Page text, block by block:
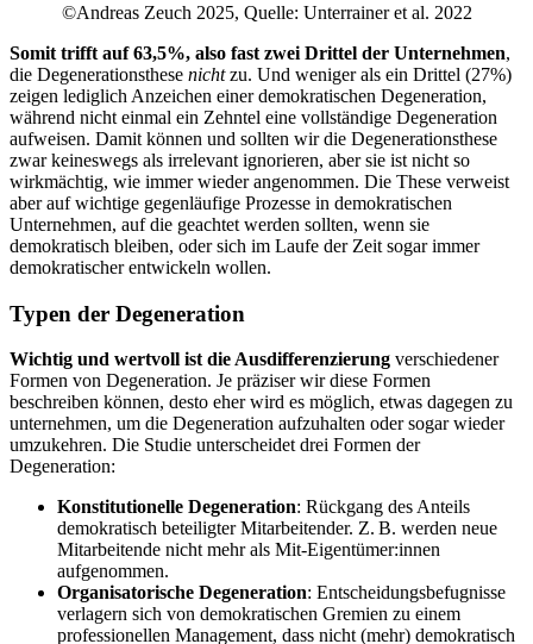
©Andreas Zeuch 2025, Quelle: Unterrainer et al. 2022
Somit trifft auf 63,5%, also fast zwei Drittel der Unternehmen,
die Degenerationsthese nichtzu. Und weniger als ein Drittel (27%)
zeigen lediglich Anzeichen einer demokratischen Degeneration,
während nicht einmal ein Zehntel eine vollständige Degeneration
aufweisen. Damit können und sollten wir die Degenerationsthese
zwar keineswegs als irrelevant ignorieren, aber sie ist nicht so
wirkmächtig, wie immer wieder angenommen. Die These verweist
aber auf wichtige gegenläufige Prozesse in demokratischen
Unternehmen, auf die geachtet werden sollten, wenn sie
demokratisch bleiben, oder sich im Laufe der Zeit sogar immer
demokratischer entwickeln wollen.
Typen der Degeneration
Wichtig und wertvoll ist die Ausdifferenzierung verschiedener
Formen von Degeneration. Je präziser wir diese Formen
beschreiben können, desto eher wird es möglich, etwas dagegen zu
unternehmen, um die Degeneration aufzuhalten oder sogar wieder
umzukehren. Die Studie unterscheidet drei Formen der
Degeneration:
Konstitutionelle Degeneration: Rückgang des Anteils
demokratisch beteiligter Mitarbeitender. Z. B. werden neue
Mitarbeitende nicht mehr als Mit-Eigentümer:innen
aufgenommen.
Organisatorische Degeneration: Entscheidungsbefugnisse
verlagern sich von demokratischen Gremien zu einem
professionellen Management, dass nicht (mehr) demokratisch